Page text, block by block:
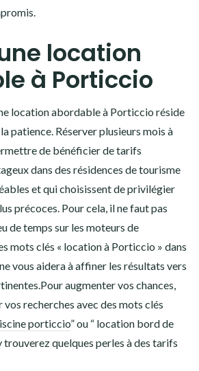
location
à Porticcio
location abordable à Porticcio réside
patience. Réserver plusieurs mois à
de bénéficier de tarifs
dans des résidences de tourisme
et qui choisissent de privilégier
précoces. Pour cela, il ne faut pas
de temps sur les moteurs de
mots clés « location à Porticcio » dans
vous aidera à affiner les résultats vers
augmenter vos chances,
vos recherches avec des mots clés
porticcio” ou “ location bord de
trouverez quelques perles à des tarifs